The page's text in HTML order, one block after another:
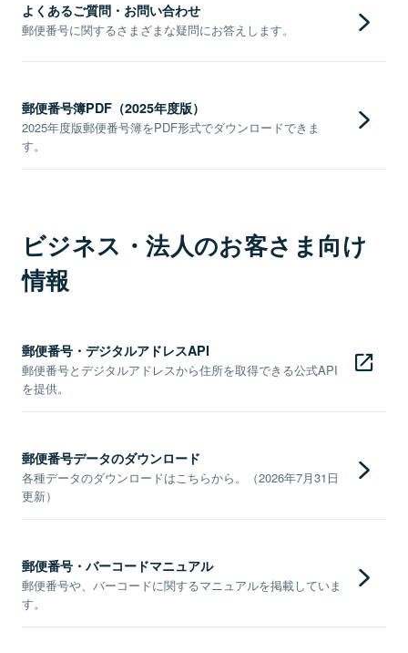
よくあるご質問・お問い合わせ
郵便番号に関するさまざまな疑問にお答えします。
郵便番号簿PDF（2025年度版）
2025年度版郵便番号簿をPDF形式でダウンロードできま
す。
ビジネス・法人のお客さま向け
情報
郵便番号・デジタルアドレスAPI
郵便番号とデジタルアドレスから住所を取得できる公式API
を提供。
郵便番号データのダウンロード
各種データのダウンロードはこちらから。（2026年7月31日
更新）
郵便番号・バーコードマニュアル
郵便番号や、バーコードに関するマニュアルを掲載していま
す。